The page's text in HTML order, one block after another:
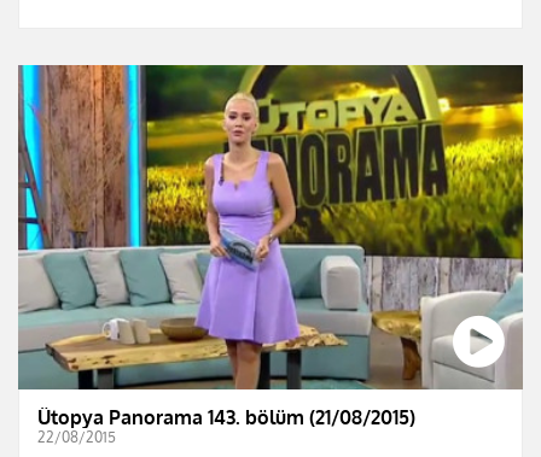
Ütopya Panorama 143. bölüm (21/08/2015)
22/08/2015